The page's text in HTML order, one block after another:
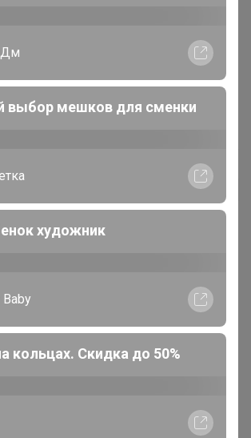
Автор уже получил заказ!
беру для духовки и
Реклама
выбор мешков для сменки
художник
Baby
кольцах. Скидка до 50%